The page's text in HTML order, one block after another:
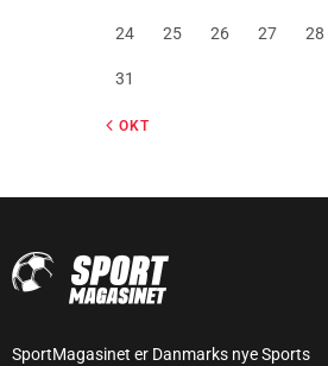
24 25 26 27 28
31
« OKT
SportMagasinet er Danmarks nye Sports